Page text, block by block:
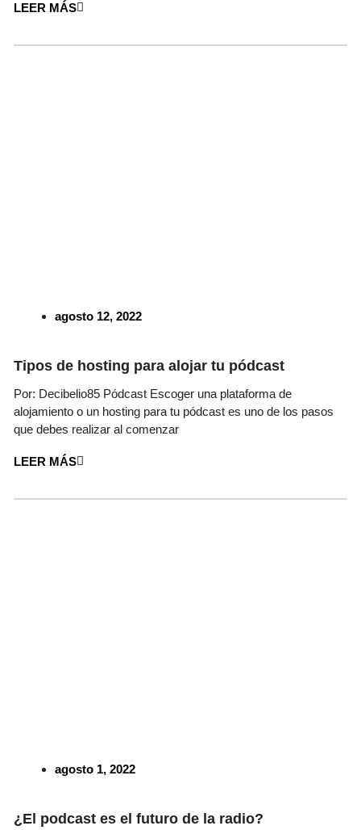
LEER MÁS
agosto 12, 2022
Tipos de hosting para alojar tu pódcast
Por: Decibelio85 Pódcast Escoger una plataforma de
alojamiento o un hosting para tu pódcast es uno de los pasos
que debes realizar al comenzar
LEER MÁS
agosto 1, 2022
¿El podcast es el futuro de la radio?